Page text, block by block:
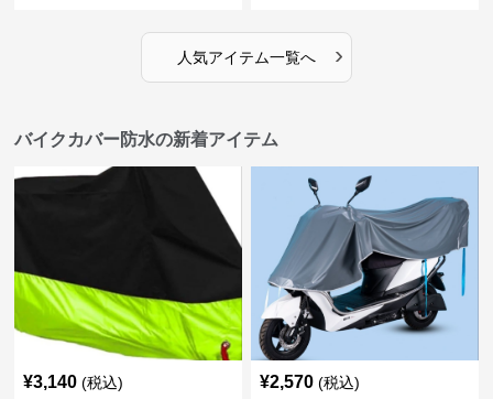
人気アイテム一覧へ ›
バイクカバー防水の新着アイテム
¥3,140 (税込) ¥2,570 (税込)